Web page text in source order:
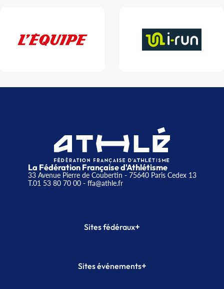
La Fédération Française d'Athlétisme
33 Avenue Pierre de Coubertin - 75640 Paris Cedex 13
T.01 53 80 70 00- ffa@athle.fr
Sites fédéraux+
Plateforme Formation
Sites événements+